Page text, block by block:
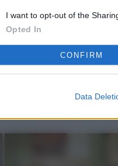
I want to opt-out of the
Opted In
CONFIRM
Data